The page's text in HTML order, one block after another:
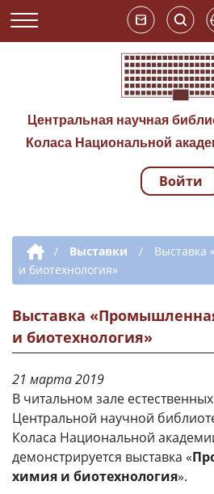
Центральная научная
Коласа Национальной
Войти
Дополнительная
/ Выставки /
Выставка
и биотехнология»
Выставка
и биотехнология»
21 марта 2019
В читальном зале
Центральной научной
Коласа Национальной
демонстрируется выставка «
химия и биотехнология».